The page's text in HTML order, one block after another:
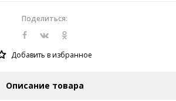
Поделиться:
Добавить в избранное
Описание товара